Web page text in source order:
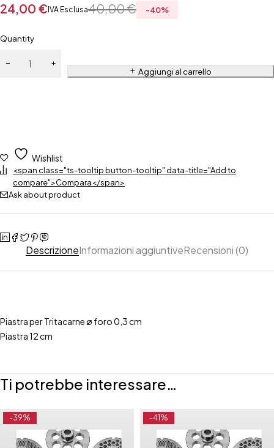
40,00€
24,00 € IVA Esclusa -40%
Quantity
Aggiungi al carrello
Wishlist
<span class="ts-tooltip button-tooltip" data-title="Add to
compare">Compara</span>
Ask about product
DescrizioneInformazioni aggiuntiveRecensioni (0)
Piastra per Tritacarne ø foro 0,3 cm
Piastra 12 cm
Ti potrebbe interessare…
-39% -41%